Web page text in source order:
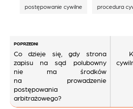
postępowanie cywilne procedura
Nawigacja
wpisu
POPRZEDNI
Co dzieje się, gdy strona
zapisu na sąd polubowny
nie ma środków
na prowadzenie
postępowania
arbitrażowego?